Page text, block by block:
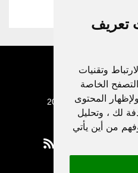
تعريف
وتقنيات
الخاصة
المحتوى
لك ، وتحليل
من أين يأتي
© 2003 - 2022